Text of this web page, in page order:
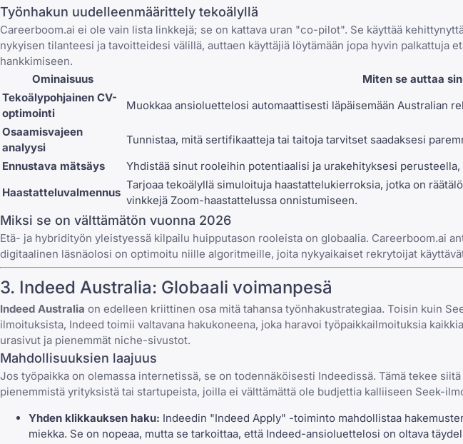
Työnhakun uudelleenmäärittely tekoälyllä
Careerboom.ai ei ole vain lista linkkejä; se on kattava uran "co-pilot". Se käyttää
nykyisen tilanteesi ja tavoitteidesi välillä, auttaen käyttäjiä löytämään jopa hyvin palkattuja
hankkimiseen.
Ominaisuus
Miten se auttaa
Tekoälypohjainen CV-
optimointi
Muokkaa ansioluettelosi automaattisesti läpäisemään Australian
Osaamisvajeen
analyysi
Tunnistaa, mitä sertifikaatteja tai taitoja tarvitset saadaksesi
Ennustava mätsäys
Yhdistää sinut rooleihin potentiaalisi ja urakehityksesi
Haastatteluvalmennus
Tarjoaa tekoälyllä simuloituja haastattelukierroksia, jotka on
vinkkejä Zoom-haastattelussa onnistumiseen.
Miksi se on välttämätön vuonna 2026
Etä- ja hybridityön yleistyessä kilpailu huipputason rooleista on globaalia. Careerboom.ai
digitaalinen läsnäolosi on optimoitu niille algoritmeille, joita nykyaikaiset rekrytoijat
3. Indeed Australia: Globaali voimanpesä
Indeed Australia on edelleen kriittinen osa mitä tahansa työnhakustrategiaa. Toisin kuin
ilmoituksista, Indeed toimii valtavana hakukoneena, joka haravoi työpaikkailmoituksia
urasivut ja pienemmät niche-sivustot.
Mahdollisuuksien laajuus
Jos työpaikka on olemassa internetissä, se on todennäköisesti Indeedissä. Tämä tekee
pienemmistä yrityksistä tai startupeista, joilla ei välttämättä ole budjettia kalliiseen Seek-
Yhden klikkauksen haku: Indeedin "Indeed Apply" -toiminto mahdollistaa
miekka. Se on nopeaa, mutta se tarkoittaa, että Indeed-ansioluettelosi on oltava